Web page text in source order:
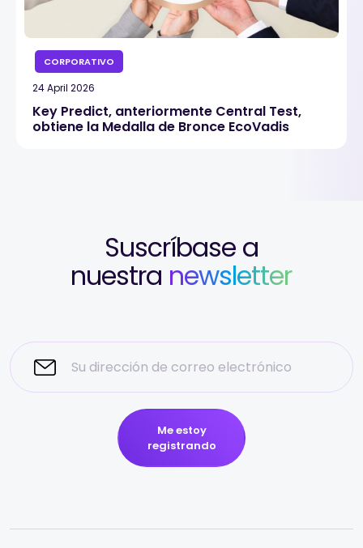
CORPORATIVO
24 April 2026
Key Predict, anteriormente Central Test,
obtiene la Medalla de Bronce EcoVadis
Suscríbase a
nuestra newsletter
Me estoy
registrando